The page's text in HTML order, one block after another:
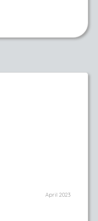
April 2023